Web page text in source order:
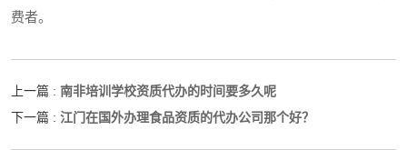
费者。
上一篇 : 南非培训学校资质代办的时间要多久呢
下一篇 : 江门在国外办理食品资质的代办公司那个好？